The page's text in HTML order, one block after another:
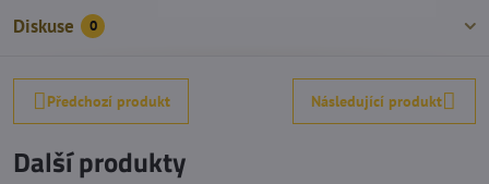
Diskuse 0
Předchozí produkt Následující produkt
Další produkty